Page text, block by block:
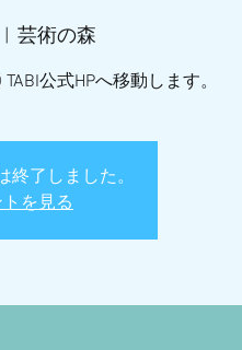
芸術の森
公式HPへ移動します。
終了しました。
を見る